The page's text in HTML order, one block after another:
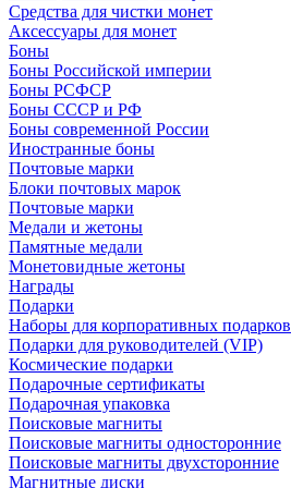
Средства для чистки монет
Аксессуары для монет
Боны
Боны Российской империи
Боны РСФСР
Боны СССР и РФ
Боны современной России
Иностранные боны
Почтовые марки
Блоки почтовых марок
Почтовые марки
Медали и жетоны
Памятные медали
Монетовидные жетоны
Награды
Подарки
Наборы для корпоративных подарков
Подарки для руководителей (VIP)
Космические подарки
Подарочные сертификаты
Подарочная упаковка
Поисковые магниты
Поисковые магниты односторонние
Поисковые магниты двухсторонние
Магнитные диски